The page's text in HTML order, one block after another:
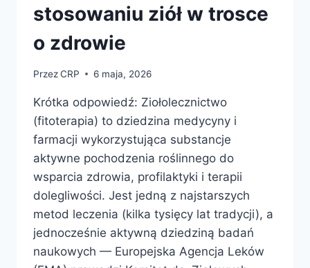
PRZEWODNIK
stosowaniu ziół w trosce
o zdrowie
PrzezCRP 6 maja, 2026
Krótka odpowiedź: Ziołolecznictwo
(fitoterapia) to dziedzina medycyny i
farmacji wykorzystująca substancje
aktywne pochodzenia roślinnego do
wsparcia zdrowia, profilaktyki i terapii
dolegliwości. Jest jedną z najstarszych
metod leczenia (kilka tysięcy lat tradycji), a
jednocześnie aktywną dziedziną badań
naukowych — Europejska Agencja Leków